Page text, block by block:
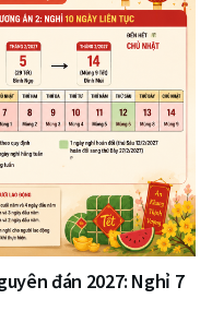
đán 2027: Nghỉ 7